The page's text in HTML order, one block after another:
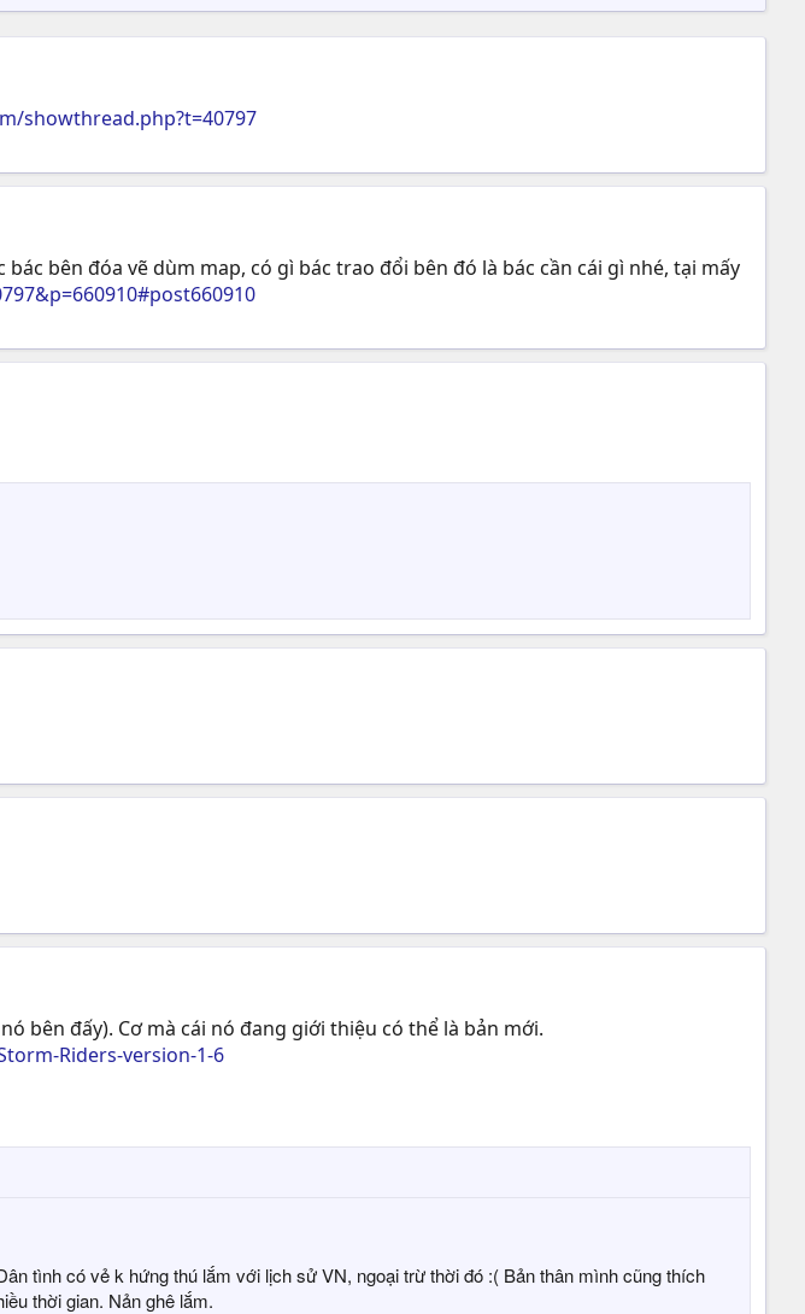
showthread.php?t=40797
bên đóa vẽ dùm map, có gì bác trao đổi bên đó là bác cần cái gì nhé, tại mấy
bên đấy). Cơ mà cái nó đang giới thiệu có thể là bản mới.
Riders-version-1-6
tình có vẻ k hứng thú lắm với lịch sử VN, ngoại trừ thời đó :( Bản thân mình cũng thích
thời gian. Nản ghê lắm.